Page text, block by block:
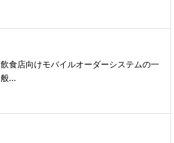
飲食店向けモバイルオーダーシステムの一
般...